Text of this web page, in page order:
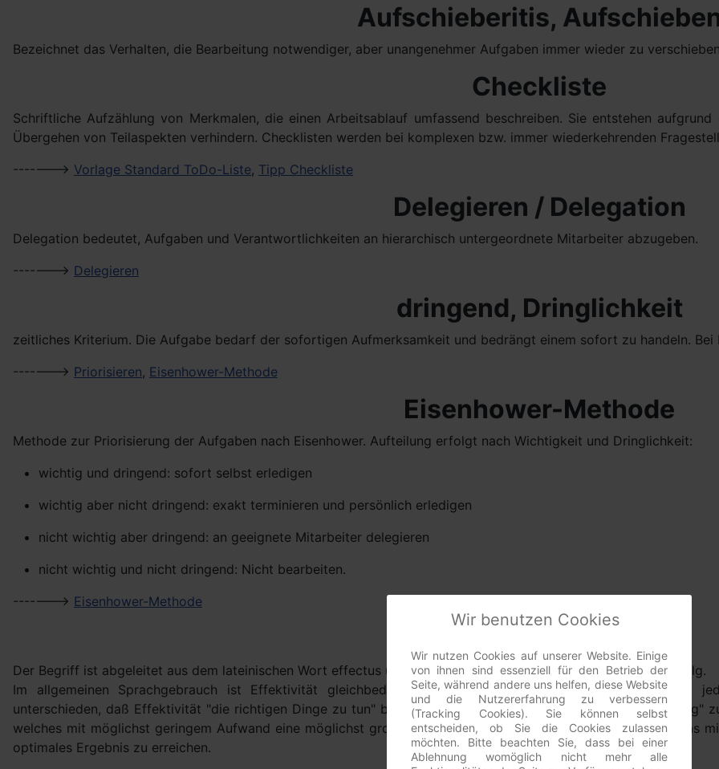
Aufschieberitis,
Bezeichnet das Verhalten, die Bearbeitung notwendiger, aber unangenehmer Aufgaben immer wieder zu
Checkliste
Schriftliche Aufzählung von Merkmalen, die einen Arbeitsablauf umfassend beschreiben. Sie entstehen
Übergehen von Teilaspekten verhindern. Checklisten werden bei komplexen bzw. immer wiederkehrenden
-------> Vorlage Standard ToDo-Liste, Tipp Checkliste
Delegieren / Delegation
Delegation bedeutet, Aufgaben und Verantwortlichkeiten an hierarchisch untergeordnete Mitarbeiter abzugeben.
-------> Delegieren
dringend, Dringlichkeit
zeitliches Kriterium. Die Aufgabe bedarf der sofortigen Aufmerksamkeit und bedrängt einem sofort zu handeln.
-------> Priorisieren, Eisenhower-Methode
Eisenhower-Methode
Methode zur Priorisierung der Aufgaben nach Eisenhower. Aufteilung erfolgt nach Wichtigkeit und Dringlichkeit:
wichtig und dringend: sofort selbst erledigen
wichtig aber nicht dringend: exakt terminieren und persönlich erledigen
nicht wichtig aber dringend: an geeignete Mitarbeiter delegieren
nicht wichtig und nicht dringend: Nicht bearbeiten.
-------> Eisenhower-Methode
Der Begriff ist abgeleitet aus dem lateinischen Wort effectus und bedeutet übersetzt Ausführung, Wirkung, Erfolg.
Im allgemeinen Sprachgebrauch ist Effektivität gleichbedeutend mit Effizienz. Im Zeitmanagement wird
unterschieden, daß Effektivität "die richtigen Dinge zu tun" bedeutet während Effizienz heißt, "die Dinge richtig"
welches mit möglichst geringem Aufwand eine möglichst große Wirkung erzielen will. Effektivität hingegen das
optimales Ergebnis zu erreichen.
Wir benutzen Cookies
Wir nutzen Cookies auf unserer Website. Einige
von ihnen sind essenziell für den Betrieb der
Seite, während andere uns helfen, diese Website
und die Nutzererfahrung zu verbessern
(Tracking Cookies). Sie können selbst
entscheiden, ob Sie die Cookies zulassen
möchten. Bitte beachten Sie, dass bei einer
Ablehnung womöglich nicht mehr alle